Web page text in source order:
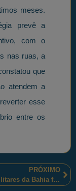
meses.
prevê a
com o
nas ruas, a
que
atendem a
esse
entre os
PRÓXIMO
Policiais militares da Bahia foram homenageados pela comunidade a que servem